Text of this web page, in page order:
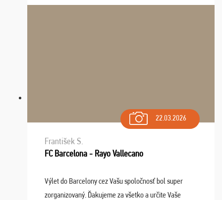
dispozícii nonstop (milí, profesionálni ...
22.03.2026
František S.
FC Barcelona - Rayo Vallecano
Výlet do Barcelony cez Vašu spoločnosť bol super
zorganizovaný. Ďakujeme za všetko a určite Vaše